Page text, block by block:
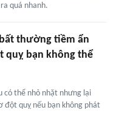
quá nhanh.
thường tiềm ẩn
quỵ bạn không thể
có thể nhỏ nhặt nhưng lại
đột quỵ nếu bạn không phát